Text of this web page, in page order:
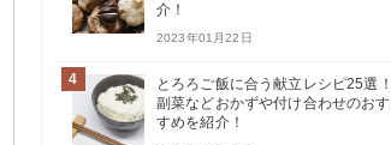
介！
2023年01月22日
4
とろろご飯に合う献立レシピ25選！
副菜などおかずや付け合わせのおす
すめを紹介！